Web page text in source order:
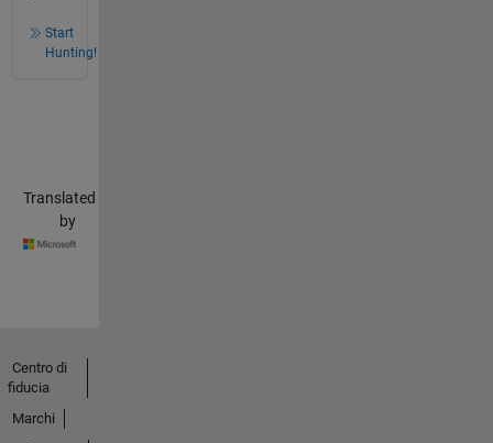
Start
Hunting!
Translated
by
Centro di
fiducia
Marchi